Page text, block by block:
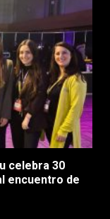
celebra 30
encuentro de